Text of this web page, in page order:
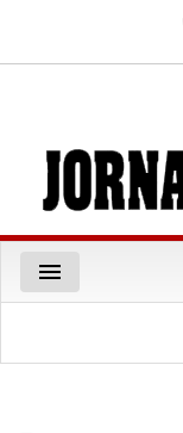
menu